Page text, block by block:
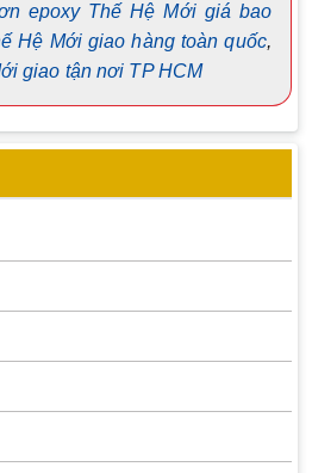
epoxy Thế Hệ Mới giá bao
Hệ Mới giao hàng toàn quốc,
giao tận nơi TP HCM